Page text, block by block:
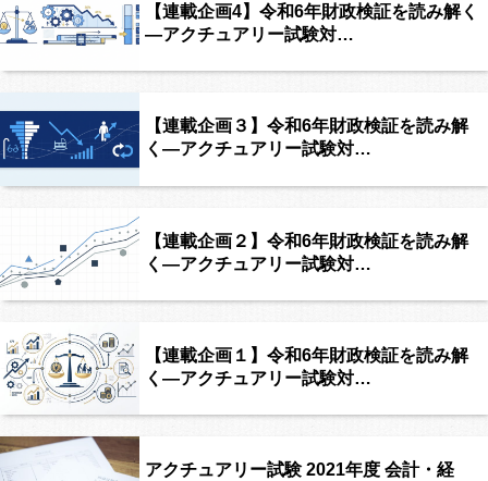
【連載企画4】令和6年財政検証を読み解く
―アクチュアリー試験対…
【連載企画３】令和6年財政検証を読み解
く―アクチュアリー試験対…
【連載企画２】令和6年財政検証を読み解
く―アクチュアリー試験対…
【連載企画１】令和6年財政検証を読み解
く―アクチュアリー試験対…
アクチュアリー試験 2021年度 会計・経